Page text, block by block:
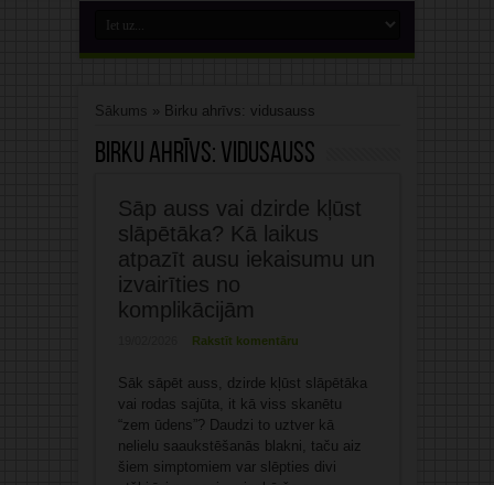
Sākums » Birku ahrīvs: vidusauss
Birku ahrīvs: vidusauss
Sāp auss vai dzirde kļūst
slāpētāka? Kā laikus
atpazīt ausu iekaisumu un
izvairīties no
komplikācijām
Rakstīt komentāru
Sāk sāpēt auss, dzirde kļūst slāpētāka
vai rodas sajūta, it kā viss skanētu
“zem ūdens”? Daudzi to uztver kā
nelielu saaukstēšanās blakni, taču aiz
šiem simptomiem var slēpties divi